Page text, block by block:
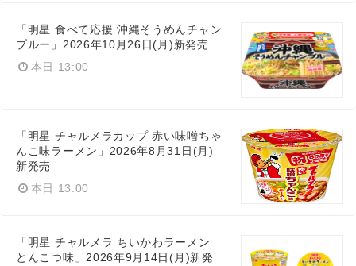
「明星 食べて応援 沖縄そうめんチャン
プルー」2026年10月26日(月)新発売
本日 13:00
「明星 チャルメラカップ 赤い味噌ちゃ
んこ味ラーメン」2026年8月31日(月)
新発売
本日 13:00
「明星 チャルメラ ちいかわラーメン
とんこつ味」2026年9月14日(月)新発